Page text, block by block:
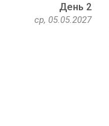
День 2
ср, 05.05.2027